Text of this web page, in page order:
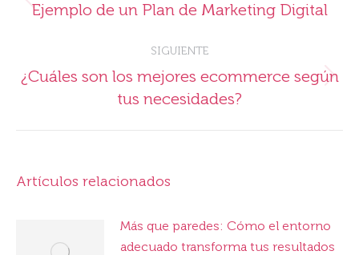
publicaciones
Publicación
Ejemplo de un Plan de Marketing Digital
SIGUIENTE
Publicación
siguiente:
¿Cuáles son los mejores ecommerce según
tus necesidades?
Artículos relacionados
Más que paredes: Cómo el entorno
adecuado transforma tus resultados